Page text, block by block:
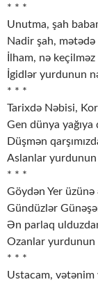
* * *
Unutma, şah
Nadir şah, mətədə
İlham, nə
İgidlər yurdunun
* * *
Tarixdə Nəbisi,
Gen dünya
Düşmən
Aslanlar yurdunun
* * *
Göydən Yer üzünə
Gündüzlər
Ən parlaq
Ozanlar yurdunun
* * *
Ustacam, vətənim